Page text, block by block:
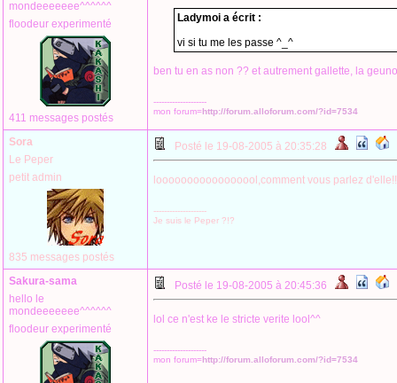
mondeeeeeee^^^^^^
floodeur experimenté
411 messages postés
Ladymoi a écrit :
vi si tu me les passe ^_^
ben tu en as non ?? et autrement gallette, la
--------------------
mon forum=http://forum.alloforum.com/?id=7534
Sora
Le Peper
petit admin
835 messages postés
Posté le 19-08-2005 à 20:35:28
looooooooooooooool,comment vous parlez
--------------------
Je suis le Peper ?!?
Sakura-sama
hello le
mondeeeeeee^^^^^^
floodeur experimenté
Posté le 19-08-2005 à 20:45:36
lol ce n'est ke le stricte verite lool^^
--------------------
mon forum=http://forum.alloforum.com/?id=7534